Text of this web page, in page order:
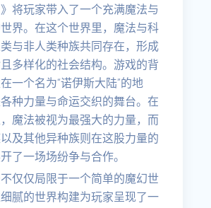
》将玩家带入了一个充满魔法与
界。在这个世界里，魔法与科
与非人类种族共同存在，形成
多样化的社会结构。游戏的背
一个名为“诺伊斯大陆”的地
种力量与命运交织的舞台。在
魔法被视为最强大的力量，而
及其他异种族则在这股力量的
了一场场纷争与合作。
仅仅局限于一个简单的魔幻世
腻的世界构建为玩家呈现了一